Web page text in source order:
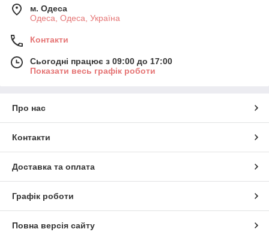
м. Одеса
Одеса, Одеса, Україна
Контакти
Сьогодні працює з 09:00 до 17:00
Показати весь графік роботи
Про нас
Контакти
Доставка та оплата
Графік роботи
Повна версія сайту